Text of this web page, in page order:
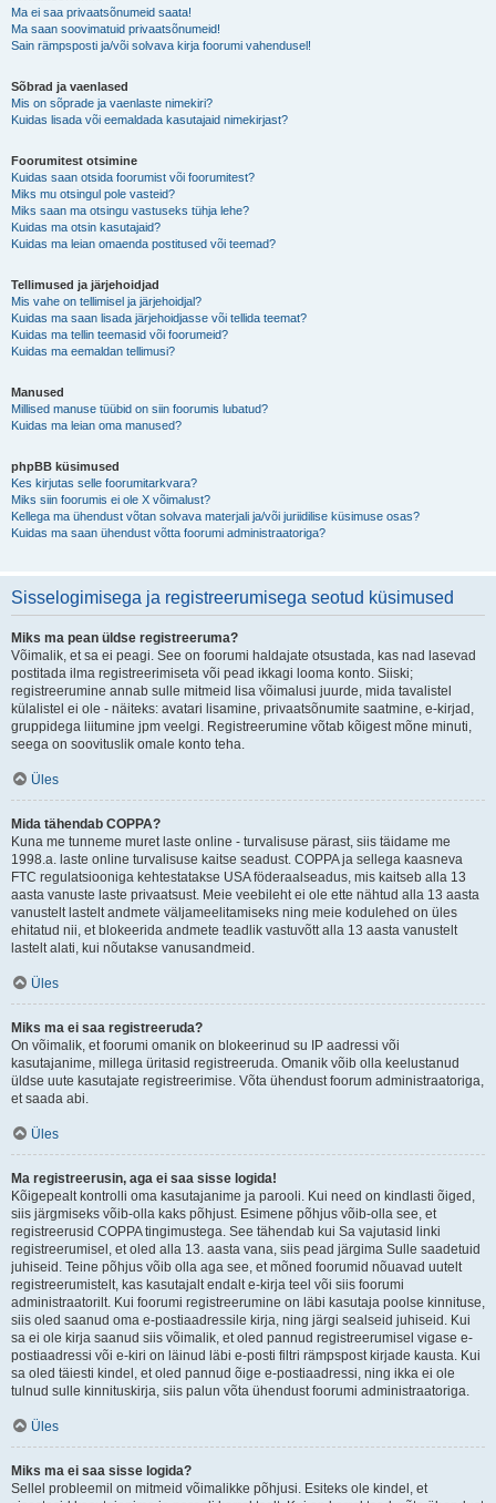
Ma ei saa privaatsõnumeid saata!
Ma saan soovimatuid privaatsõnumeid!
Sain rämpsposti ja/või solvava kirja foorumi vahendusel!
Sõbrad ja vaenlased
Mis on sõprade ja vaenlaste nimekiri?
Kuidas lisada või eemaldada kasutajaid nimekirjast?
Foorumitest otsimine
Kuidas saan otsida foorumist või foorumitest?
Miks mu otsingul pole vasteid?
Miks saan ma otsingu vastuseks tühja lehe?
Kuidas ma otsin kasutajaid?
Kuidas ma leian omaenda postitused või teemad?
Tellimused ja järjehoidjad
Mis vahe on tellimisel ja järjehoidjal?
Kuidas ma saan lisada järjehoidjasse või tellida teemat?
Kuidas ma tellin teemasid või foorumeid?
Kuidas ma eemaldan tellimusi?
Manused
Millised manuse tüübid on siin foorumis lubatud?
Kuidas ma leian oma manused?
phpBB küsimused
Kes kirjutas selle foorumitarkvara?
Miks siin foorumis ei ole X võimalust?
Kellega ma ühendust võtan solvava materjali ja/või juriidilise küsimuse osas?
Kuidas ma saan ühendust võtta foorumi administraatoriga?
Sisselogimisega ja registreerumisega seotud küsimused
Miks ma pean üldse registreeruma?
Võimalik, et sa ei peagi. See on foorumi haldajate otsustada, kas nad lasevad
postitada ilma registreerimiseta või pead ikkagi looma konto. Siiski;
registreerumine annab sulle mitmeid lisa võimalusi juurde, mida tavalistel
külalistel ei ole - näiteks: avatari lisamine, privaatsõnumite saatmine, e-kirjad,
gruppidega liitumine jpm veelgi. Registreerumine võtab kõigest mõne minuti,
seega on soovituslik omale konto teha.
Üles
Mida tähendab COPPA?
Kuna me tunneme muret laste online - turvalisuse pärast, siis täidame me
1998.a. laste online turvalisuse kaitse seadust. COPPA ja sellega kaasneva
FTC regulatsiooniga kehtestatakse USA föderaalseadus, mis kaitseb alla 13
aasta vanuste laste privaatsust. Meie veebileht ei ole ette nähtud alla 13 aasta
vanustelt lastelt andmete väljameelitamiseks ning meie kodulehed on üles
ehitatud nii, et blokeerida andmete teadlik vastuvõtt alla 13 aasta vanustelt
lastelt alati, kui nõutakse vanusandmeid.
Üles
Miks ma ei saa registreeruda?
On võimalik, et foorumi omanik on blokeerinud su IP aadressi või
kasutajanime, millega üritasid registreeruda. Omanik võib olla keelustanud
üldse uute kasutajate registreerimise. Võta ühendust foorum administraatoriga,
et saada abi.
Üles
Ma registreerusin, aga ei saa sisse logida!
Kõigepealt kontrolli oma kasutajanime ja parooli. Kui need on kindlasti õiged,
siis järgmiseks võib-olla kaks põhjust. Esimene põhjus võib-olla see, et
registreerusid COPPA tingimustega. See tähendab kui Sa vajutasid linki
registreerumisel, et oled alla 13. aasta vana, siis pead järgima Sulle saadetuid
juhiseid. Teine põhjus võib olla aga see, et mõned foorumid nõuavad uutelt
registreerumistelt, kas kasutajalt endalt e-kirja teel või siis foorumi
administraatorilt. Kui foorumi registreerumine on läbi kasutaja poolse kinnituse,
siis oled saanud oma e-postiaadressile kirja, ning järgi sealseid juhiseid. Kui
sa ei ole kirja saanud siis võimalik, et oled pannud registreerumisel vigase e-
postiaadressi või e-kiri on läinud läbi e-posti filtri rämpspost kirjade kausta. Kui
sa oled täiesti kindel, et oled pannud õige e-postiaadressi, ning ikka ei ole
tulnud sulle kinnituskirja, siis palun võta ühendust foorumi administraatoriga.
Üles
Miks ma ei saa sisse logida?
Sellel probleemil on mitmeid võimalikke põhjusi. Esiteks ole kindel, et